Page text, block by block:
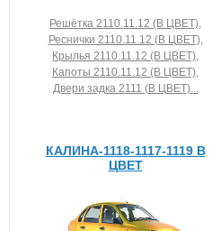
Решётка 2110.11.12 (В ЦВЕТ),
Реснички 2110.11.12 (В ЦВЕТ),
Крылья 2110.11.12 (В ЦВЕТ),
Капоты 2110.11.12 (В ЦВЕТ),
Двери задка 2111 (В ЦВЕТ)...
КАЛИНА-1118-1117-1119 В
ЦВЕТ